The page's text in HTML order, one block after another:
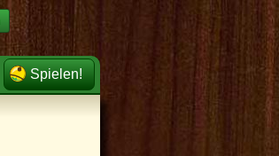
Spielen!